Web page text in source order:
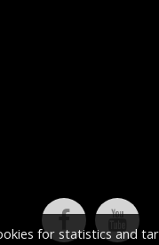
for statistics and